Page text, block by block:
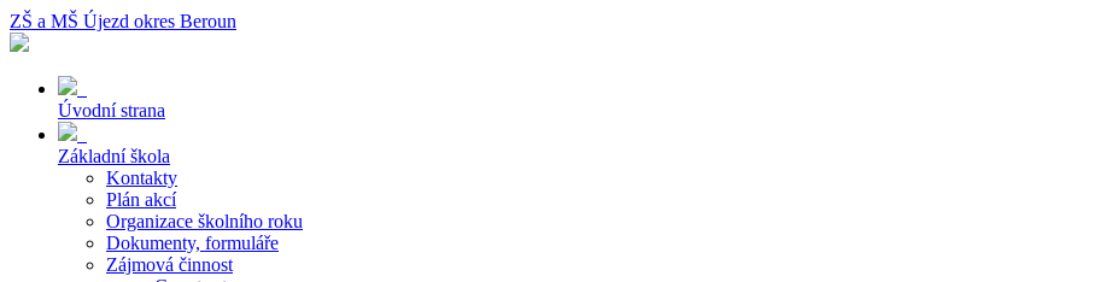
ZŠ a MŠ Újezd okres Beroun
Úvodní strana
Základní škola
Kontakty
Plán akcí
Organizace školního roku
Dokumenty, formuláře
Zájmová činnost